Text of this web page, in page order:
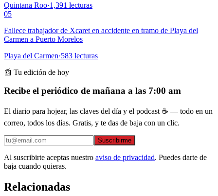
Quintana Roo·1,391 lecturas
05
Fallece trabajador de Xcaret en accidente en tramo de Playa del
Carmen a Puerto Morelos
Playa del Carmen·583 lecturas
📰 Tu edición de hoy
Recibe el periódico de mañana a las 7:00 am
El diario para hojear, las claves del día y el podcast ☕ — todo en un
correo, todos los días. Gratis, y te das de baja con un clic.
Suscribirme
Al suscribirte aceptas nuestro aviso de privacidad. Puedes darte de
baja cuando quieras.
Relacionadas